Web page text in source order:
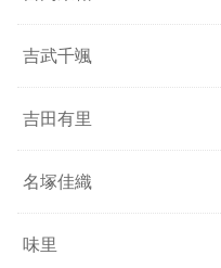
吉武千颯
吉田有里
名塚佳織
味里